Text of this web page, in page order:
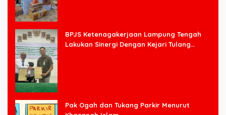
BPJS Ketenagakerjaan Lampung Tengah
Lakukan Sinergi Dengan Kejari Tulang
Pak Ogah dan Tukang Parkir Menurut